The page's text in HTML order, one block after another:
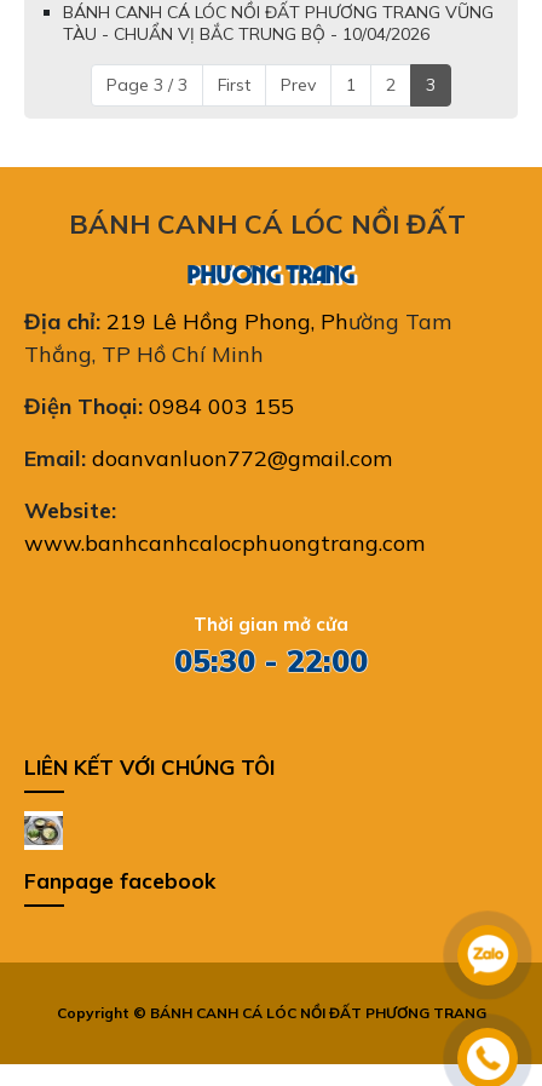
BÁNH CANH CÁ LÓC NỒI ĐẤT PHƯƠNG TRANG VŨNG
TÀU - CHUẨN VỊ BẮC TRUNG BỘ - 10/04/2026
Page 3 / 3 First Prev 1 2 3
BÁNH CANH CÁ LÓC NỒI ĐẤT
PHƯƠNG TRANG
Địa chỉ: 219 Lê Hồng Phong, Phường Tam
Thắng, TP Hồ Chí Minh
Điện Thoại: 0984 003 155
Email: doanvanluon772@gmail.com
Website:
www.banhcanhcalocphuongtrang.com
Thời gian mở cửa
05:30 - 22:00
LIÊN KẾT VỚI CHÚNG TÔI
Fanpage facebook
Copyright © BÁNH CANH CÁ LÓC NỒI ĐẤT PHƯƠNG TRANG